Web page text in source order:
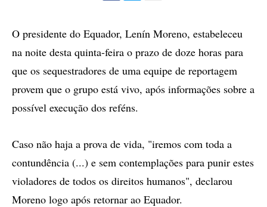
compartilhamento
O presidente do Equador, Lenín Moreno, estabeleceu
na noite desta quinta-feira o prazo de doze horas para
que os sequestradores de uma equipe de reportagem
provem que o grupo está vivo, após informações sobre a
possível execução dos reféns.
Caso não haja a prova de vida, "iremos com toda a
contundência (...) e sem contemplações para punir estes
violadores de todos os direitos humanos", declarou
Moreno logo após retornar ao Equador.